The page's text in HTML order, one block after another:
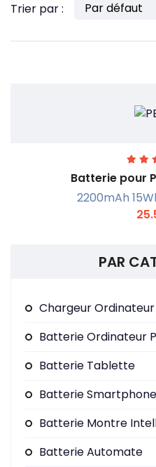
Trier par :
En
Batterie pour
2200mAh
PAR
Chargeur
Batterie Ordinateur
Batterie Tablette
Batterie
Batterie Montre
Batterie Automate